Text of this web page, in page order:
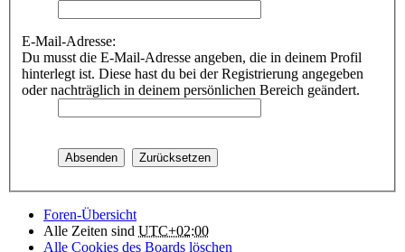
E-Mail-Adresse:
Du musst die E-Mail-Adresse angeben, die in deinem Profil
hinterlegt ist. Diese hast du bei der Registrierung angegeben
oder nachträglich in deinem persönlichen Bereich geändert.
Foren-Übersicht
Alle Zeiten sind UTC+02:00
Alle Cookies des Boards löschen